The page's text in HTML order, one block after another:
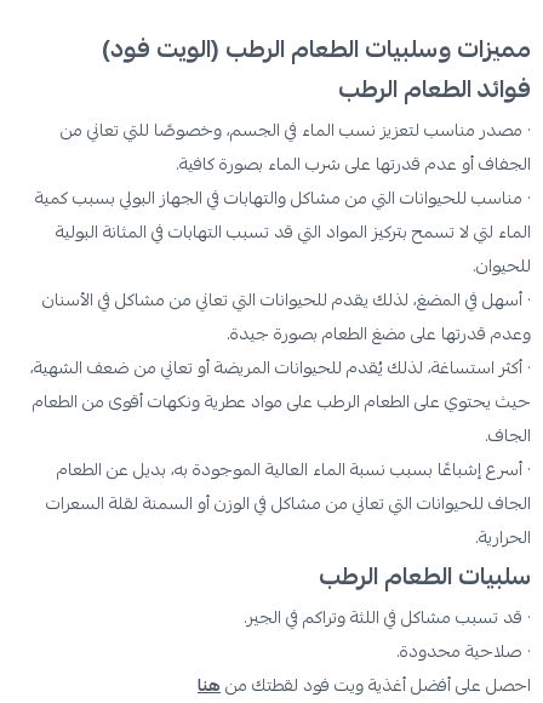
مميزات وسلبيات الطعام الرطب (الويت فود)
فوائد الطعام الرطب
· مصدر مناسب لتعزيز نسب الماء في الجسم، وخصوصًا للتي تعاني من
الجفاف أو عدم قدرتها على شرب الماء بصورة كافية.
· مناسب للحيوانات التي من مشاكل والتهابات في الجهاز البولي بسبب كمية
الماء لتي لا تسمح بتركيز المواد التي قد تسبب التهابات في المثانة البولية
للحيوان.
· أسهل في المضغ، لذلك يقدم للحيوانات التي تعاني من مشاكل في الأسنان
وعدم قدرتها على مضغ الطعام بصورة جيدة.
· أكثر استساغة، لذلك يُقدم للحيوانات المريضة أو تعاني من ضعف الشهية،
حيث يحتوي على الطعام الرطب على مواد عطرية ونكهات أقوى من الطعام
الجاف.
· أسرع إشباعًا بسبب نسبة الماء العالية الموجودة به، بديل عن الطعام
الجاف للحيوانات التي تعاني من مشاكل في الوزن أو السمنة لقلة السعرات
الحرارية.
سلبيات الطعام الرطب
· قد تسبب مشاكل في اللثة وتراكم في الجير.
· صلاحية محدودة.
احصل على أفضل أغذية ويت فود لقطتك منهنا